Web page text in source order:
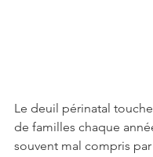
Le deuil périnatal
de familles chaque
souvent mal compris